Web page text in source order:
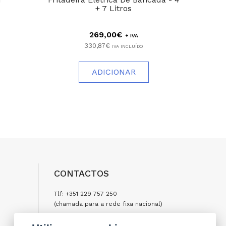
+ 7 Litros
269,00€ + IVA
330,87€ IVA INCLUÍDO
ADICIONAR
CONTACTOS
Tlf: +351 229 757 250
(chamada para a rede fixa nacional)